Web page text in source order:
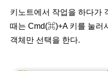
키노트에서 작업을 하다가
때는 Cmd(⌘)+A 키를 눌러
객체만 선택을 한다.